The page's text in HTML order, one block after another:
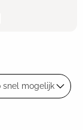
snel mogelijk